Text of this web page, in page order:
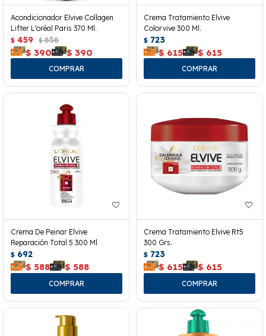
Acondicionador Elvive Collagen
Lifter L'oréal Paris 370 Ml.
$ 459 $ 656
$ 390 $ 390
Crema Tratamiento Elvive
Colorvive 300 Ml.
$ 723
$ 615 $ 615
Crema De Peinar Elvive
Reparación Total 5 300 Ml
$ 692
$ 588 $ 588
Crema Tratamiento Elvive Rt5
300 Grs.
$ 723
$ 615 $ 615